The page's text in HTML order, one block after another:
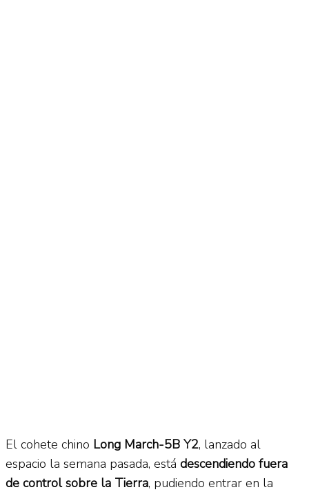
El cohete chino Long March-5B Y2, lanzado al
espacio la semana pasada, está descendiendo fuera
de control sobre la Tierra, pudiendo entrar en la